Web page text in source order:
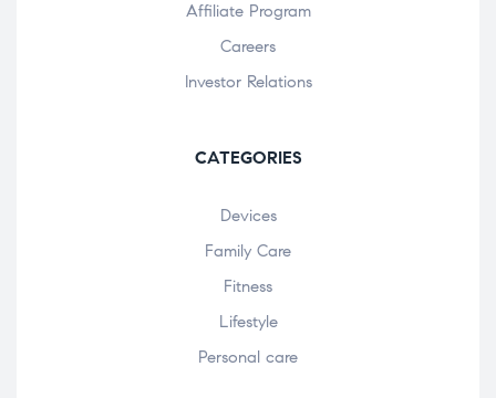
Affiliate Program
Careers
Investor Relations
CATEGORIES
Devices
Family Care
Fitness
Lifestyle
Personal care